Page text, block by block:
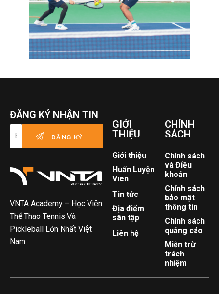
ĐĂNG KÝ NHẬN TIN
VNTA Academy – Học Viện
Thể Thao Tennis Và
Pickleball Lớn Nhất Việt
Nam
GIỚI
THIỆU
Giới thiệu
Huấn Luyện
Viên
Tin tức
Địa điểm
sân tập
Liên hệ
CHÍNH
SÁCH
Chính sách
và Điều
khoản
Chính sách
bảo mật
thông tin
Chính sách
quảng cáo
Miễn trừ
trách
nhiệm